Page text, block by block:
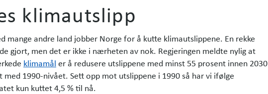
klimautslipp
mange andre land jobber Norge for å kutte klimautslippene. En rekke
gjort, men det er ikke i nærheten av nok. Regjeringen meldte nylig at
klimamål er å redusere utslippene med minst 55 prosent innen 2030
med 1990-nivået. Sett opp mot utslippene i 1990 så har vi ifølge
kun kuttet 4,5 % til nå.